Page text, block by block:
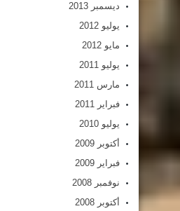
ديسمبر 2013
يوليو 2012
مايو 2012
يوليو 2011
مارس 2011
فبراير 2011
يوليو 2010
أكتوبر 2009
فبراير 2009
نوفمبر 2008
أكتوبر 2008